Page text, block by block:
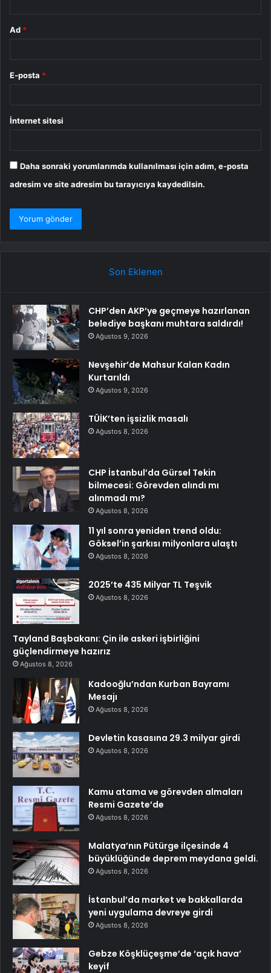
Ad *
E-posta *
İnternet sitesi
Daha sonraki yorumlarımda kullanılması için adım, e-posta
adresim ve site adresim bu tarayıcıya kaydedilsin.
Son Eklenen
CHP’den AKP’ye geçmeye hazırlanan
belediye başkanı muhtara saldırdı!
Ağustos 9, 2026
Nevşehir’de Mahsur Kalan Kadın
Kurtarıldı
Ağustos 9, 2026
TÜİK’ten işsizlik masalı
Ağustos 8, 2026
CHP İstanbul’da Gürsel Tekin
bilmecesi: Görevden alındı mı
alınmadı mı?
Ağustos 8, 2026
11 yıl sonra yeniden trend oldu:
Göksel’in şarkısı milyonlara ulaştı
Ağustos 8, 2026
2025’te 435 Milyar TL Teşvik
Ağustos 8, 2026
Tayland Başbakanı: Çin ile askeri işbirliğini
güçlendirmeye hazırız
Ağustos 8, 2026
Kadooğlu’ndan Kurban Bayramı
Mesajı
Ağustos 8, 2026
Devletin kasasına 29.3 milyar girdi
Ağustos 8, 2026
Kamu atama ve görevden almaları
Resmi Gazete’de
Ağustos 8, 2026
Malatya’nın Pütürge ilçesinde 4
büyüklüğünde deprem meydana geldi.
Ağustos 8, 2026
İstanbul’da market ve bakkallarda
yeni uygulama devreye girdi
Ağustos 8, 2026
Gebze Köşklüçeşme’de ‘açık hava’
keyif